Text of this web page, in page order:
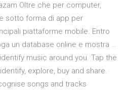
Oltre che per computer,
sotto forma di app per
piattaforme mobile. Entro
un database online e mostra …
music around you. Tap the
explore, buy and share.
songs and tracks